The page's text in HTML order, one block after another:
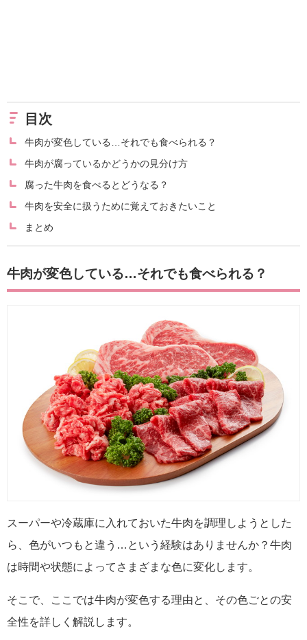
目次
牛肉が変色している…それでも食べられる？
牛肉が腐っているかどうかの見分け方
腐った牛肉を食べるとどうなる？
牛肉を安全に扱うために覚えておきたいこと
まとめ
牛肉が変色している…それでも食べられる？
スーパーや冷蔵庫に入れておいた牛肉を調理しようとした
ら、色がいつもと違う…という経験はありませんか？牛肉
は時間や状態によってさまざまな色に変化します。
そこで、ここでは牛肉が変色する理由と、その色ごとの安
全性を詳しく解説します。